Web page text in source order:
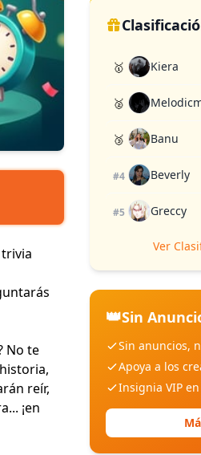
No te
historia,
reír,
¡en
🥇 Kiera
🥈
🥉 Banu
#4 Beverly
#5 Greccy
Ver
👑Sin
Sin anuncios,
Apoya a los
Insignia VIP